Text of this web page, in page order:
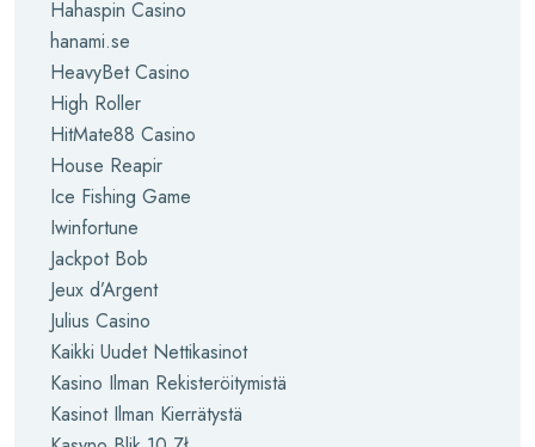
Hahaspin Casino
hanami.se
HeavyBet Casino
High Roller
HitMate88 Casino
House Reapir
Ice Fishing Game
Iwinfortune
Jackpot Bob
Jeux d’Argent
Julius Casino
Kaikki Uudet Nettikasinot
Kasino Ilman Rekisteröitymistä
Kasinot Ilman Kierrätystä